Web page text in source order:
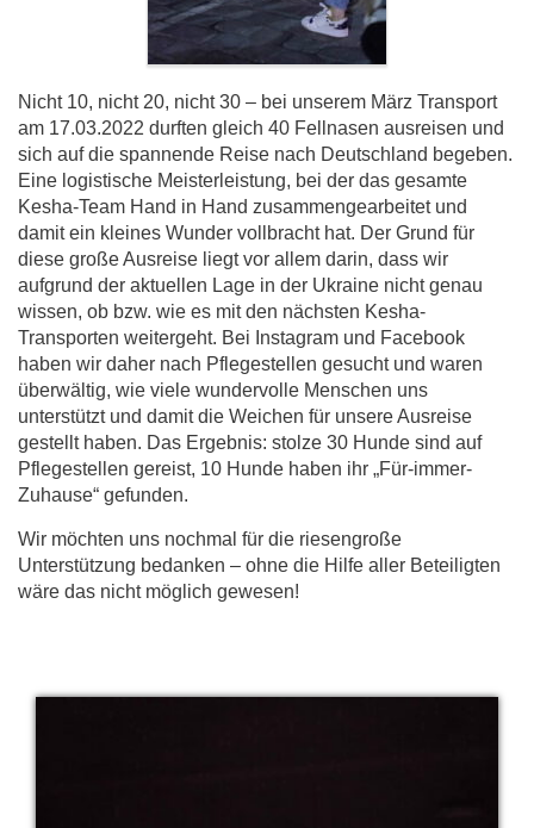
Nicht 10, nicht 20, nicht 30 – bei unserem März Transport
am 17.03.2022 durften gleich 40 Fellnasen ausreisen und
sich auf die spannende Reise nach Deutschland begeben.
Eine logistische Meisterleistung, bei der das gesamte
Kesha-Team Hand in Hand zusammengearbeitet und
damit ein kleines Wunder vollbracht hat. Der Grund für
diese große Ausreise liegt vor allem darin, dass wir
aufgrund der aktuellen Lage in der Ukraine nicht genau
wissen, ob bzw. wie es mit den nächsten Kesha-
Transporten weitergeht. Bei Instagram und Facebook
haben wir daher nach Pflegestellen gesucht und waren
überwältig, wie viele wundervolle Menschen uns
unterstützt und damit die Weichen für unsere Ausreise
gestellt haben. Das Ergebnis: stolze 30 Hunde sind auf
Pflegestellen gereist, 10 Hunde haben ihr „Für-immer-
Zuhause“ gefunden.
Wir möchten uns nochmal für die riesengroße
Unterstützung bedanken – ohne die Hilfe aller Beteiligten
wäre das nicht möglich gewesen!